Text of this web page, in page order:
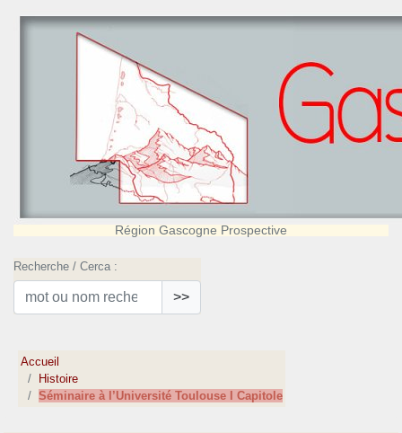
Région Gascogne Prospective
Recherche / Cerca :
>>
Accueil
Histoire
Séminaire à l’Université Toulouse I Capitole